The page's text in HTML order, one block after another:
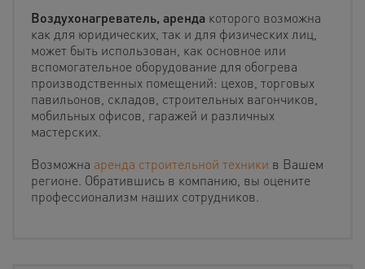
Воздухонагреватель, аренда которого возможна
как для юридических, так и для физических лиц,
может быть использован, как основное или
вспомогательное оборудование для обогрева
производственных помещений: цехов, торговых
павильонов, складов, строительных вагончиков,
мобильных офисов, гаражей и различных
мастерских.
Возможна аренда строительной техники в Вашем
регионе. Обратившись в компанию, вы оцените
профессионализм наших сотрудников.